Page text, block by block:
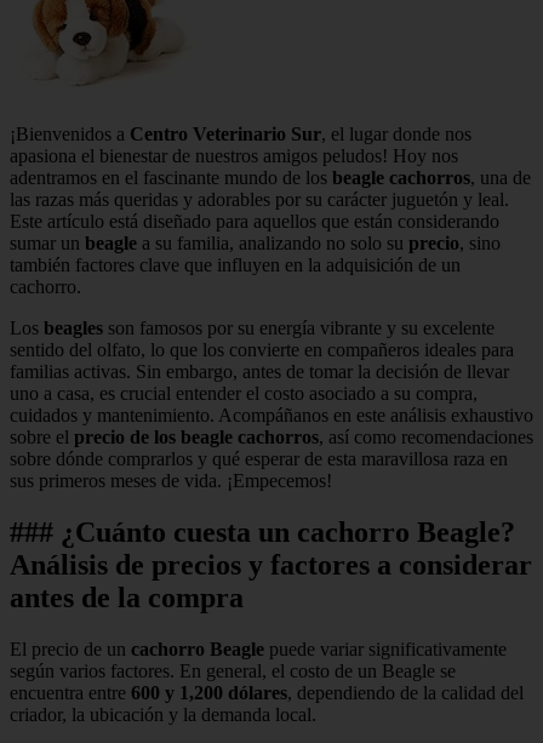
¡Bienvenidos a Centro Veterinario Sur, el lugar donde nos
apasiona el bienestar de nuestros amigos peludos! Hoy nos
adentramos en el fascinante mundo de los beagle cachorros, una de
las razas más queridas y adorables por su carácter juguetón y leal.
Este artículo está diseñado para aquellos que están considerando
sumar un beagle a su familia, analizando no solo su precio, sino
también factores clave que influyen en la adquisición de un
cachorro.
Los beagles son famosos por su energía vibrante y su excelente
sentido del olfato, lo que los convierte en compañeros ideales para
familias activas. Sin embargo, antes de tomar la decisión de llevar
uno a casa, es crucial entender el costo asociado a su compra,
cuidados y mantenimiento. Acompáñanos en este análisis exhaustivo
sobre el precio de los beagle cachorros, así como recomendaciones
sobre dónde comprarlos y qué esperar de esta maravillosa raza en
sus primeros meses de vida. ¡Empecemos!
### ¿Cuánto cuesta un cachorro Beagle?
Análisis de precios y factores a considerar
antes de la compra
El precio de un cachorro Beagle puede variar significativamente
según varios factores. En general, el costo de un Beagle se
encuentra entre 600 y 1,200 dólares, dependiendo de la calidad del
criador, la ubicación y la demanda local.